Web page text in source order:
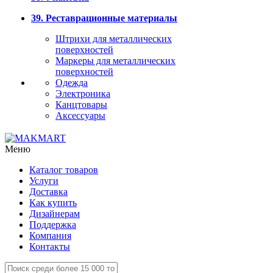
39. Реставрационные материалы
Штрихи для металлических
поверхностей
Маркеры для металлических
поверхностей
Одежда
Электроника
Канцтовары
Аксессуары
Меню
Каталог товаров
Услуги
Доставка
Как купить
Дизайнерам
Поддержка
Компания
Контакты